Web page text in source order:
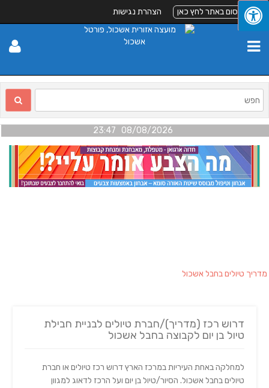
לפרסום באתר לחץ כאן הצהרת נגישות
08/08/2026 23:47
מדריך טיולים בחבל אשכול
דרוש רכז (מדריך)/חברת טיולים לבניית חבילת
טיול בן יום לקבוצה בחבל אשכול
למחלקה באחת העיריות במרכז הארץ דרוש רכז טיולים או חברת
טיולים בחבל אשכול. הסיור/טיול בן יום ועל הרכז לדאוג למגוון